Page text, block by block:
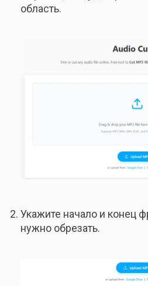
область.
Укажите начало и конец
нужно обрезать.